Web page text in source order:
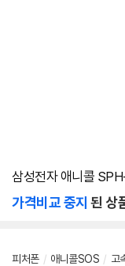
삼성전자 애니콜
가격비교 중지 된 상
피처폰 / 애니콜SOS / 고